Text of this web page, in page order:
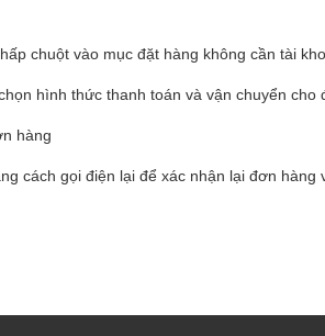
chuột vào mục đặt hàng không cần tài
hình thức thanh toán và vận chuyển cho
hàng
cách gọi điện lại để xác nhận lại đơn hàng